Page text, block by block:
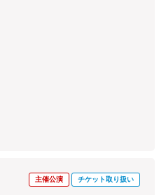
主催公演 チケット取り扱い